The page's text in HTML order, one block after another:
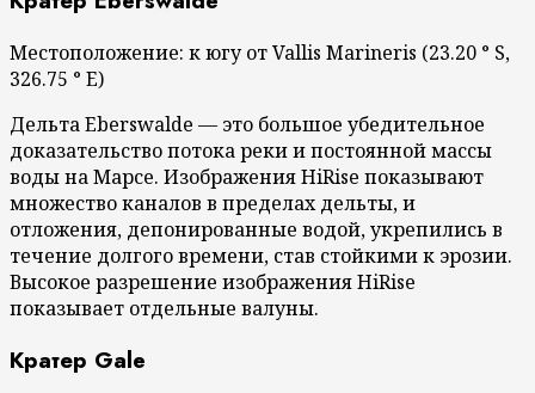
Местоположение: к югу от Vallis Marineris (23.20 ° S,
326.75 ° E)
Дельта Eberswalde — это большое убедительное
доказательство потока реки и постоянной массы
воды на Марсе. Изображения HiRise показывают
множество каналов в пределах дельты, и
отложения, депонированные водой, укрепились в
течение долгого времени, став стойкими к эрозии.
Высокое разрешение изображения HiRise
показывает отдельные валуны.
Кратер Gale